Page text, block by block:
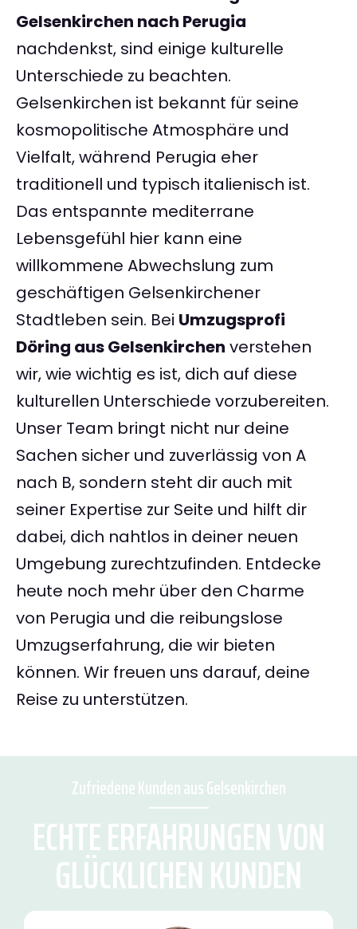
Gelsenkirchen nach Perugia
nachdenkst, sind einige kulturelle
Unterschiede zu beachten.
Gelsenkirchen ist bekannt für seine
kosmopolitische Atmosphäre und
Vielfalt, während Perugia eher
traditionell und typisch italienisch ist.
Das entspannte mediterrane
Lebensgefühl hier kann eine
willkommene Abwechslung zum
geschäftigen Gelsenkirchener
Stadtleben sein. Bei Umzugsprofi
Döring aus Gelsenkirchen verstehen
wir, wie wichtig es ist, dich auf diese
kulturellen Unterschiede vorzubereiten.
Unser Team bringt nicht nur deine
Sachen sicher und zuverlässig von A
nach B, sondern steht dir auch mit
seiner Expertise zur Seite und hilft dir
dabei, dich nahtlos in deiner neuen
Umgebung zurechtzufinden. Entdecke
heute noch mehr über den Charme
von Perugia und die reibungslose
Umzugserfahrung, die wir bieten
können. Wir freuen uns darauf, deine
Reise zu unterstützen.
Zufriedene Kunden aus Gelsenkirchen
ECHTE ERFAHRUNGEN VON
GLÜCKLICHEN KUNDEN